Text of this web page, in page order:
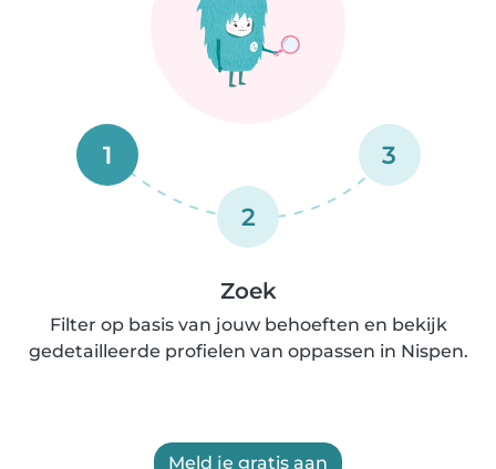
1
2
3
Zoek
Filter op basis van jouw behoeften en bekijk
gedetailleerde profielen van oppassen in Nispen.
Meld je gratis aan